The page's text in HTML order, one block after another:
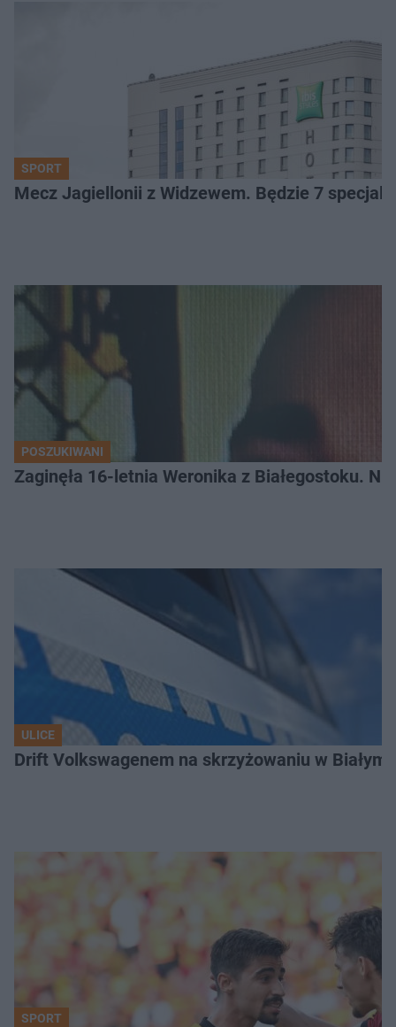
SPORT
Mecz Jagiellonii z Widzewem. Będzie 7
POSZUKIWANI
Zaginęła 16-letnia Weronika z Białegostoku.
ULICE
Drift Volkswagenem na skrzyżowaniu w
SPORT